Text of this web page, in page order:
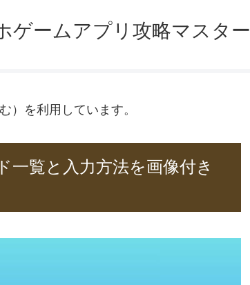
ゲームアプリ攻略マスター
）を利用しています。
一覧と入力方法を画像付き